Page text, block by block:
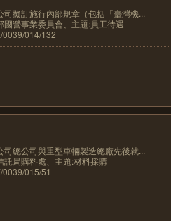
擬訂施行內部規章（包括「臺灣機...
營事業委員會、主題:員工待遇
0039/014/132
總公司與重型車輛製造總廠先後就...
託局購料處、主題:材料採購
015/51